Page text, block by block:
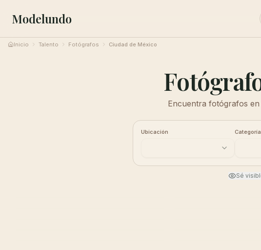
Modelundo
Inicio Talento Fotógrafos Ciudad de México
Encuentra fotógrafos
Ubicación Categoría
Sé